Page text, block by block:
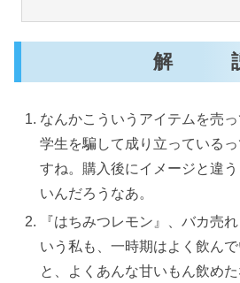
解
なんかこういうアイテムを売
学生を騙して成り立っている
すね。購入後にイメージと違
いんだろうなあ。
『はちみつレモン』、バカ売
いう私も、一時期はよく飲ん
と、よくあんな甘いもん飲め